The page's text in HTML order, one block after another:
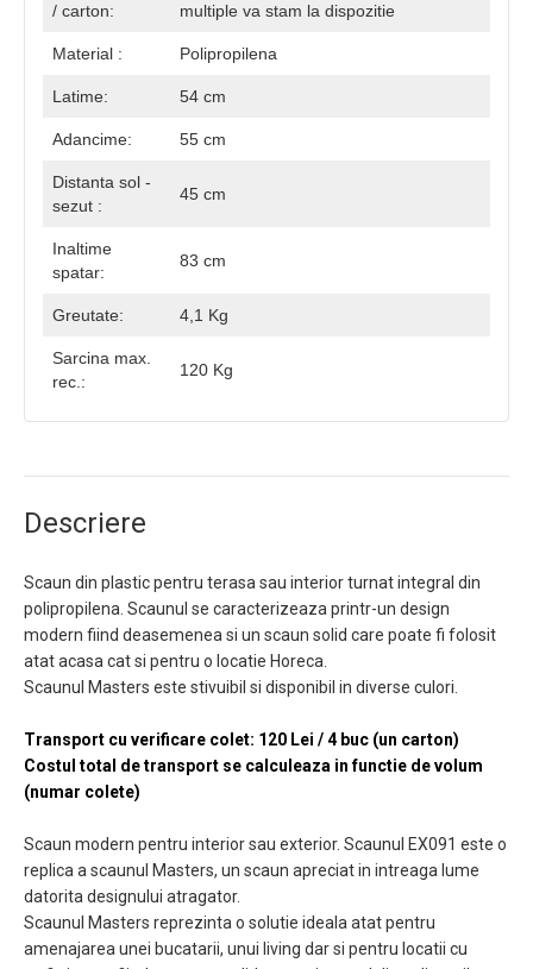
/ carton:
multiple va stam la dispozitie
Material : Polipropilena
Latime: 54 cm
Adancime: 55 cm
Distanta sol -
sezut :
45 cm
Inaltime
spatar:
83 cm
Greutate: 4,1 Kg
Sarcina max.
rec.:
120 Kg
Descriere
Scaun din plastic pentru terasa sau interior turnat integral din
polipropilena. Scaunul se caracterizeaza printr-un design
modern fiind deasemenea si un scaun solid care poate fi folosit
atat acasa cat si pentru o locatie Horeca.
Scaunul Masters este stivuibil si disponibil in diverse culori.
Transport cu verificare colet: 120 Lei / 4 buc (un carton)
Costul total de transport se calculeaza in functie de volum
(numar colete)
​Scaun modern pentru interior sau exterior. Scaunul EX091 este o
replica a scaunul Masters, un scaun apreciat in intreaga lume
datorita designului atragator.
Scaunul Masters reprezinta o solutie ideala atat pentru
amenajarea unei bucatarii, unui living dar si pentru locatii cu